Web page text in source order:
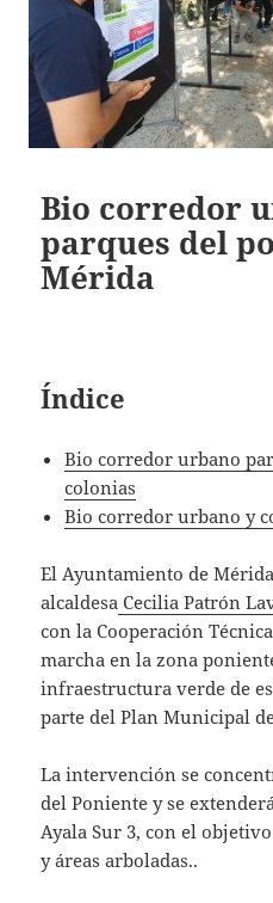
Bio corredor
parques del
Mérida
Índice
Bio corredor urbano
colonias
Bio corredor urbano y
El Ayuntamiento de
alcaldesa Cecilia Patrón
con la Cooperación
marcha en la zona
infraestructura verde de
parte del Plan Municipal
La intervención se
del Poniente y se
Ayala Sur 3, con el
y áreas arboladas..